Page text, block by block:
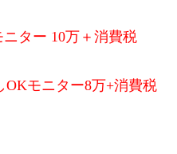
ター 10万＋消費税
OKモニター8万+消費税